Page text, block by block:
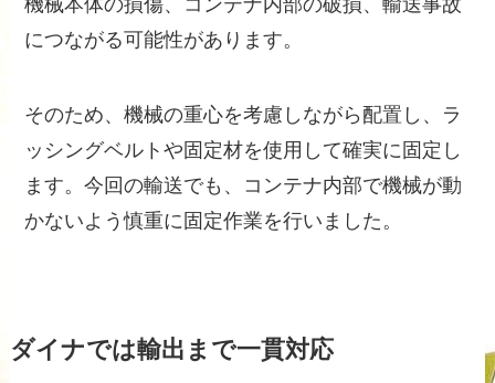
機械本体の損傷、コンテナ内部の破損、輸送事故
につながる可能性があります。
そのため、機械の重心を考慮しながら配置し、ラ
ッシングベルトや固定材を使用して確実に固定し
ます。今回の輸送でも、コンテナ内部で機械が動
かないよう慎重に固定作業を行いました。
ダイナでは輸出まで一貫対応